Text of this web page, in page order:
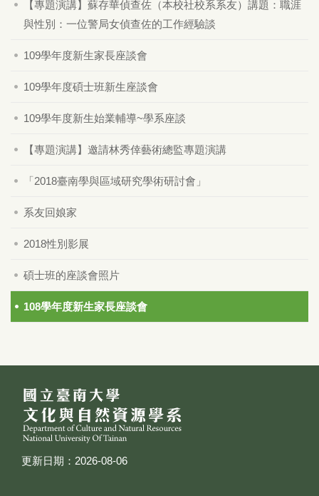
【專題演講】蘇存華偵查佐（本校社校系系友）講題：職涯
與性別：一位警局女偵查佐的工作經驗談
109學年度新生家長座談會
109學年度碩士班新生座談會
109學年度新生始業輔導~學系座談
【專題演講】邀請林秀倖藝術總監專題演講
「2018臺南學與區域研究學術研討會」
系友回娘家
2018性別影展
碩士班的座談會照片
108學年度新生家長座談會
更新日期：2026-08-06